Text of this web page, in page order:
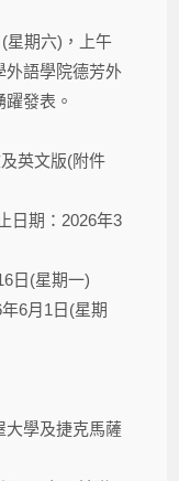
星期六)，上午
外語學院德芳外
發表。
英文版(附件
日期：2026年3
日(星期一)
6月1日(星期
大學及捷克馬薩